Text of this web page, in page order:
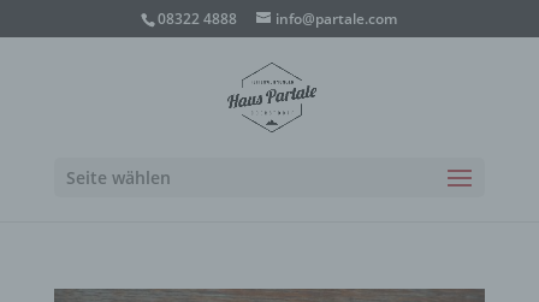
08322 4888 info@partale.com
Seite wählen